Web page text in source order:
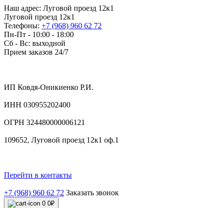
Наш адрес: Луговой проезд 12к1
Луговой проезд 12к1
Телефоны: +7 (968) 960 62 72
Пн-Пт - 10:00 - 18:00
Сб - Вс: выходной
Прием заказов 24/7
ИП Ковдя-Оникиенко Р.И.
ИНН 030955202400
ОГРН 324480000006121
109652, Луговой проезд 12к1 оф.1
Перейти в контакты
+7 (968) 960 62 72 Заказать звонок
0 0₽